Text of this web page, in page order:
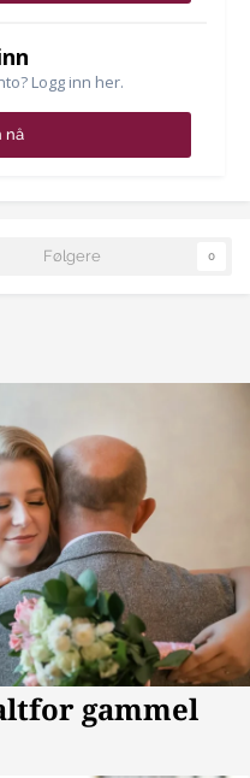
Logg inn her.
nå
Følgere 0